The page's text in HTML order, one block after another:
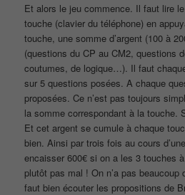
Et alors le jeu commence. Il faut lire
touche (clavier du téléphone) en
touche, une somme d’argent (100 à
(questions du CP au CM2, questions
coutumes, de logique…). Il faut
sur 5 questions posées. A chaque
proposées. Ce n’est pas toujours
la somme correspondant à la touche.
Et cet argent se cumule à chaque
bien. Ainsi par trois fois au cours
encaisser 600€ si on a les 3 touches
plutôt pas mal ! On n’a pas
faut bien écouter les propositions de